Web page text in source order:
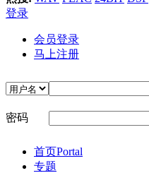
登录
会员登录
马上注册
密码
首页Portal
专题